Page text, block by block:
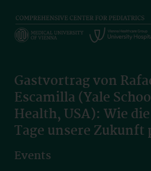
main
Gastvortrag von
Escamilla (Yale
Health, USA): Wie
Tage unsere Zukunft
Events